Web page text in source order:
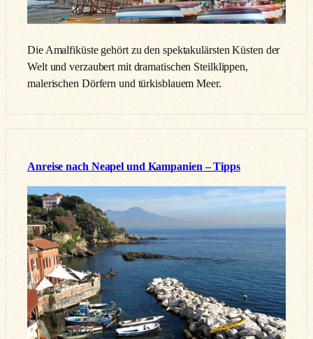
Die Amalfiküste gehört zu den spektakulärsten Küsten der
Welt und verzaubert mit dramatischen Steilklippen,
malerischen Dörfern und türkisblauem Meer.
Anreise nach Neapel und Kampanien – Tipps